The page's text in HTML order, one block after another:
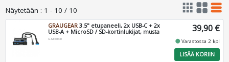
Näytetään : 1 - 10 / 10 apps grid_view table_rows
GRAUGEAR 3.5" etupaneeli, 2x USB-C + 2x
USB-A + MicroSD / SD-kortinlukijat, musta
G-MP01CR
39,90 €
fiber_manual_recordVarastossa 2 kpl
LISÄÄ KORIIN